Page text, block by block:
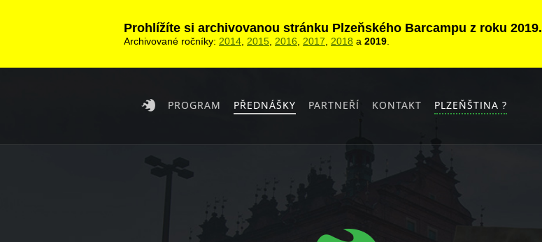
Prohlížíte si archivovanou stránku Plzeňského Barcampu z roku 2019.
Archivované ročníky: 2014 2015 2016 2017 2018 a 2019
PROGRAM PŘEDNÁŠKY PARTNEŘÍ KONTAKT PLZEŇŠTINA ?